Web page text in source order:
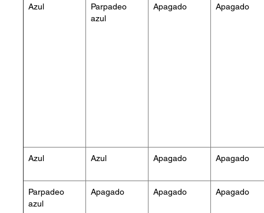
Azul
Parpadeo
azul
Apagado Apagado
Azul Azul Apagado Apagado
Parpadeo
azul
Apagado Apagado Apagado